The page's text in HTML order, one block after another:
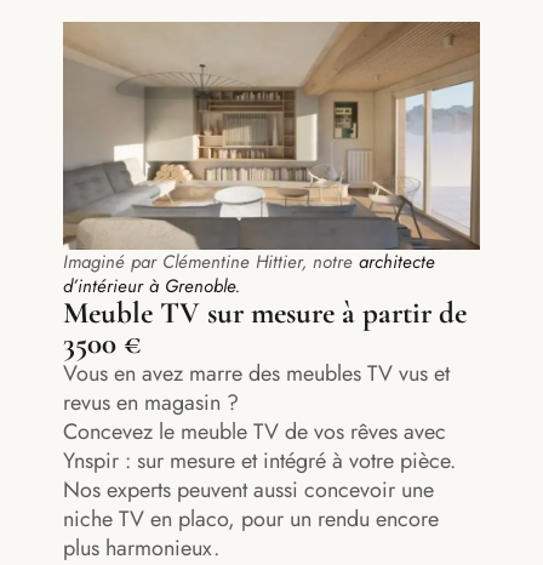
Imaginé par Clémentine Hittier, notrearchitecte
d’intérieur à Grenoble.
Meuble TV sur mesure à partir de
3500 €
Vous en avez marre des meubles TV vus et
revus en magasin ?
Concevez le meuble TV de vos rêves avec
Ynspir : sur mesure et intégré à votre pièce.
Nos experts peuvent aussi concevoir une
niche TV en placo, pour un rendu encore
plus harmonieux.